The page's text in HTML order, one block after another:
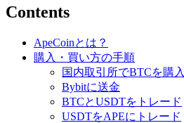
Contents
ApeCoinとは？
購入・買い方の手順
国内取引所でBTCを購入
Bybitに送金
BTCとUSDTをトレード
USDTをAPEにトレード